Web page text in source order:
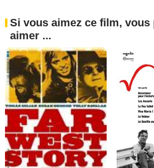
Si vous aimez ce film, vous
aimer ...